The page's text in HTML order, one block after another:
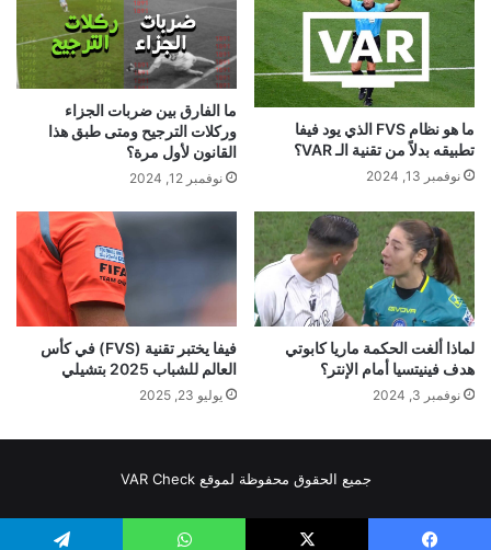
ما هو نظام FVS الذي يود فيفا
تطبيقه بدلاً من تقنية الـ VAR؟
نوفمبر 13, 2024
ما الفارق بين ضربات الجزاء
وركلات الترجيح ومتى طبق هذا
القانون لأول مرة؟
نوفمبر 12, 2024
لماذا ألغت الحكمة ماريا كابوتي
هدف فينيتسيا أمام الإنتر؟
نوفمبر 3, 2024
فيفا يختبر تقنية (FVS) في كأس
العالم للشباب 2025 بتشيلي
يوليو 23, 2025
جميع الحقوق محفوظة لموقع VAR Check